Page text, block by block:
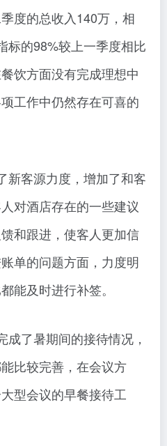
度的总收入140万，相
标的98%较上一季度相比
饮方面没有完成理想中
工作中仍然存在可喜的
新客源力度，增加了和客
对酒店存在的一些建议
和跟进，使客人更加信
单的问题方面，力度明
能及时进行补签。
了暑期间的接待情况，
比较完善，在会议方
型会议的早餐接待工